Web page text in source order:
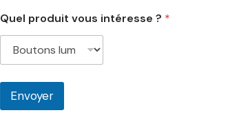
Quel produit vous intéresse ? *
Envoyer